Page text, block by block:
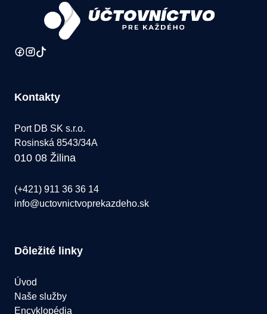
Kontakty
Port DB SK s.r.o.
Rosinská 8543/34A
010 08 Žilina
(+421) 911 36 36 14
info@uctovnictvoprekazdeho.sk
Dôležité linky
Úvod
Naše služby
Encyklopédia